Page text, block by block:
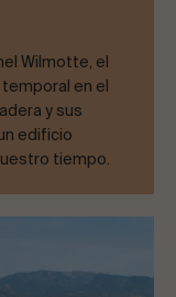
Wilmotte, el
en el
y sus
edificio
tiempo.